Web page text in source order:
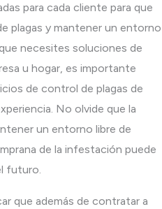
para cada cliente para que
plagas y mantener un entorno
necesites soluciones de
u hogar, es importante
de control de plagas de
No olvide que la
un entorno libre de
de la infestación puede
futuro.
que además de contratar a